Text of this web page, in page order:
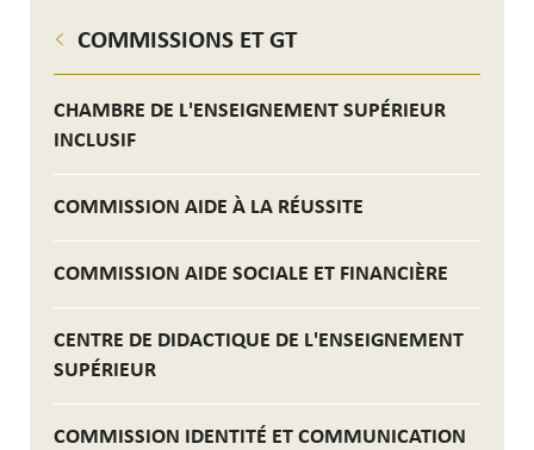
COMMISSIONS ET GT
CHAMBRE DE L'ENSEIGNEMENT SUPÉRIEUR
INCLUSIF
COMMISSION AIDE À LA RÉUSSITE
COMMISSION AIDE SOCIALE ET FINANCIÈRE
CENTRE DE DIDACTIQUE DE L'ENSEIGNEMENT
SUPÉRIEUR
COMMISSION IDENTITÉ ET COMMUNICATION